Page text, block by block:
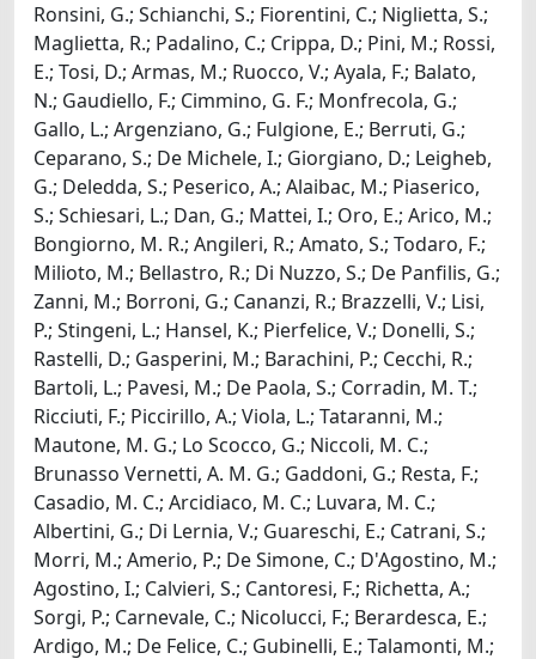
Ronsini, G.; Schianchi, S.; Fiorentini, C.; Niglietta, S.;
Maglietta, R.; Padalino, C.; Crippa, D.; Pini, M.; Rossi,
E.; Tosi, D.; Armas, M.; Ruocco, V.; Ayala, F.; Balato,
N.; Gaudiello, F.; Cimmino, G. F.; Monfrecola, G.;
Gallo, L.; Argenziano, G.; Fulgione, E.; Berruti, G.;
Ceparano, S.; De Michele, I.; Giorgiano, D.; Leigheb,
G.; Deledda, S.; Peserico, A.; Alaibac, M.; Piaserico,
S.; Schiesari, L.; Dan, G.; Mattei, I.; Oro, E.; Arico, M.;
Bongiorno, M. R.; Angileri, R.; Amato, S.; Todaro, F.;
Milioto, M.; Bellastro, R.; Di Nuzzo, S.; De Panfilis, G.;
Zanni, M.; Borroni, G.; Cananzi, R.; Brazzelli, V.; Lisi,
P.; Stingeni, L.; Hansel, K.; Pierfelice, V.; Donelli, S.;
Rastelli, D.; Gasperini, M.; Barachini, P.; Cecchi, R.;
Bartoli, L.; Pavesi, M.; De Paola, S.; Corradin, M. T.;
Ricciuti, F.; Piccirillo, A.; Viola, L.; Tataranni, M.;
Mautone, M. G.; Lo Scocco, G.; Niccoli, M. C.;
Brunasso Vernetti, A. M. G.; Gaddoni, G.; Resta, F.;
Casadio, M. C.; Arcidiaco, M. C.; Luvara, M. C.;
Albertini, G.; Di Lernia, V.; Guareschi, E.; Catrani, S.;
Morri, M.; Amerio, P.; De Simone, C.; D'Agostino, M.;
Agostino, I.; Calvieri, S.; Cantoresi, F.; Richetta, A.;
Sorgi, P.; Carnevale, C.; Nicolucci, F.; Berardesca, E.;
Ardigo, M.; De Felice, C.; Gubinelli, E.; Talamonti, M.;